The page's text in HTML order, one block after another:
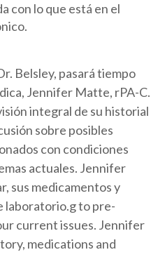
con lo que está en el
Belsley, pasará tiempo
Jennifer Matte, rPA-C.
integral de su historial
sobre posibles
con condiciones
actuales. Jennifer
sus medicamentos y
laboratorio.g to pre-
current issues. Jennifer
medications and